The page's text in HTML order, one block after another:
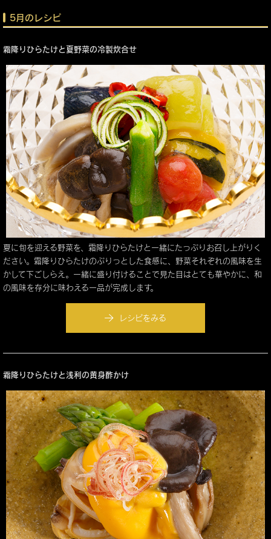
5月のレシピ
霜降りひらたけと夏野菜の冷製炊合せ
夏に旬を迎える野菜を、霜降りひらたけと一緒にたっぷりお召し上がりく
ださい。霜降りひらたけのぷりっとした食感に、野菜それぞれの風味を生
かして下ごしらえ。一緒に盛り付けることで見た目はとても華やかに、和
の風味を存分に味わえる一品が完成します。
レシピをみる
霜降りひらたけと浅利の黄身酢かけ